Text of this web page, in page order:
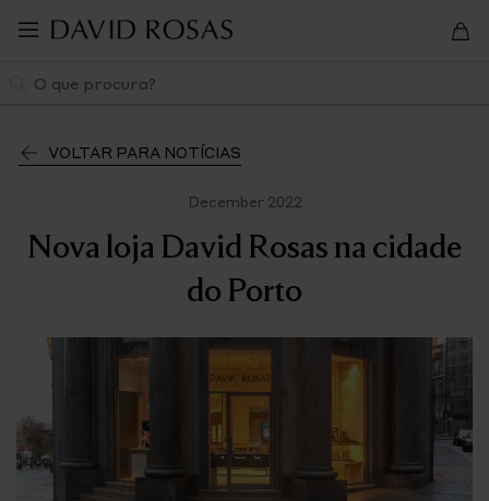
para
VOLTAR PARA NOTÍCIAS
December 2022
Nova loja David Rosas na cidade
do Porto